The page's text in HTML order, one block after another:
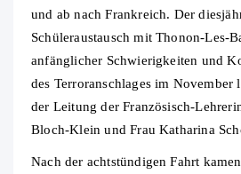
und ab nach Frankreich. Der
Schüleraustausch mit Thonon-Les-
anfänglicher Schwierigkeiten und
des Terroranschlages im November
der Leitung der Französisch-
Bloch-Klein und Frau Katharina
Nach der achtstündigen Fahrt